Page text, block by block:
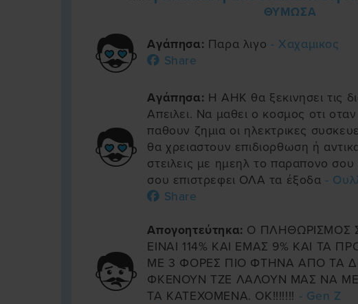
ΘΥΜΩΣΑ
Αγάπησα: Παρα λιγο - Χαχαμικος
Share
Αγάπησα: Η ΑΗΚ θα ξεκινησει τις
Απειλει. Να μαθει ο κοσμος οτι
παθουν ζημια οι ηλεκτρικες
θα χρειαστουν επιδιορθωση ή
στειλεις με ημεηλ το παραπονο
σου επιστρεφει ΟΛΑ τα έξοδα -
Share
Απογοητεύτηκα: Ο ΠΛΗΘΩΡΙΣΜΟΣ
ΕΙΝΑΙ 114% ΚΑΙ ΕΜΑΣ 9% ΚΑΙ ΤΑ
ΜΕ 3 ΦΟΡΕΣ ΠΙΟ ΦΤΗΝΑ ΑΠΟ ΤΑ
ΦΚΕΝΟΥΝ ΤΖΕ ΛΑΛΟΥΝ ΜΑΣ ΝΑ
ΤΑ ΚΑΤΕΧΟΜΕΝΑ. ΟΚ!!!!!!! - Gen Z